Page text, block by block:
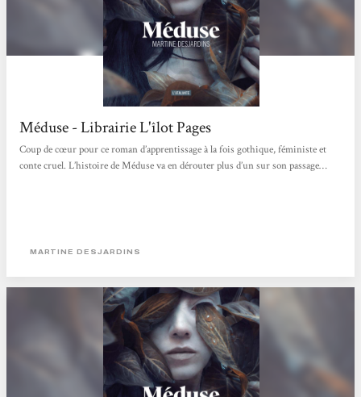
Méduse - Librairie L'îlot Pages
Coup de cœur pour ce roman d’apprentissage à la fois gothique, féministe et
conte cruel. L’histoire de Méduse va en dérouter plus d’un sur son passage…
MARTINE DESJARDINS